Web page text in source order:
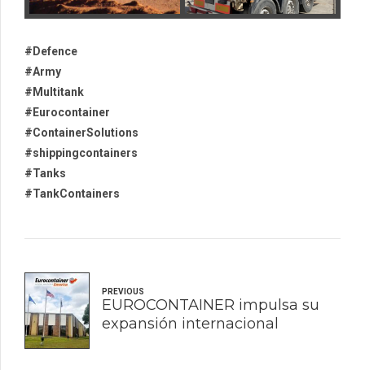
#Defence
#Army
#Multitank
#Eurocontainer
#ContainerSolutions
#shippingcontainers
#Tanks
#TankContainers
PREVIOUS
EUROCONTAINER impulsa su
expansión internacional